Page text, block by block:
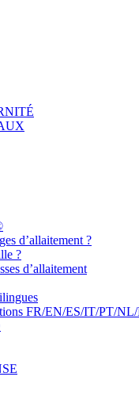
d’allaitement ?
?
d’allaitement
FR/EN/ES/IT/PT/